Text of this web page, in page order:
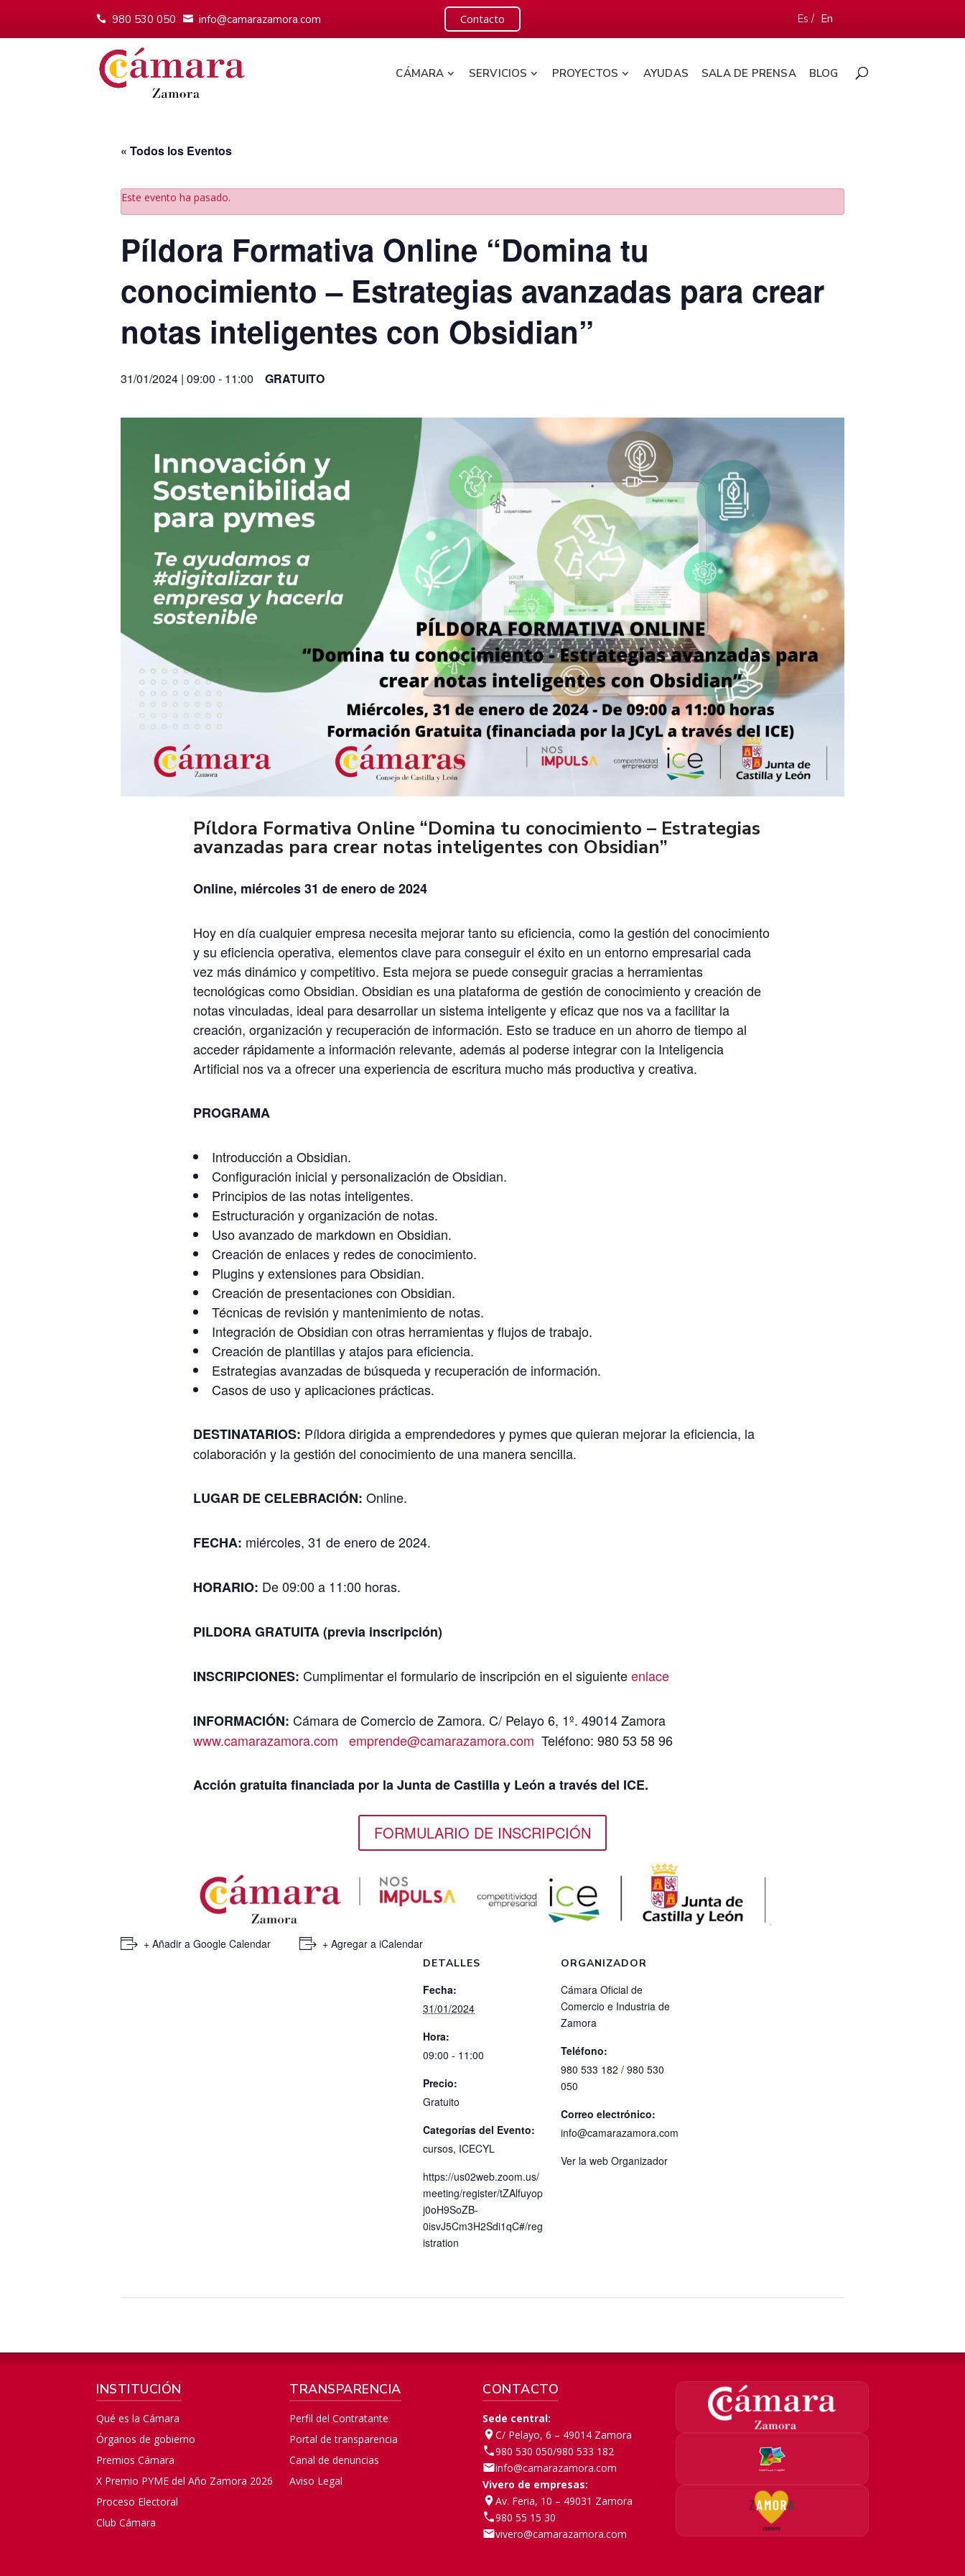
980 530 050 info@camarazamora.com Contacto Es / En
CÁMARA SERVICIOS PROYECTOS AYUDAS SALA DE PRENSA BLOG
« Todos los Eventos
Este evento ha pasado.
Píldora Formativa Online “Domina tu
conocimiento – Estrategias avanzadas para crear
notas inteligentes con Obsidian”
31/01/2024 | 09:00 - 11:00 GRATUITO
Píldora Formativa Online “Domina tu conocimiento – Estrategias
avanzadas para crear notas inteligentes con Obsidian”
Online, miércoles 31 de enero de 2024
Hoy en día cualquier empresa necesita mejorar tanto su eficiencia, como la gestión del conocimiento
y su eficiencia operativa, elementos clave para conseguir el éxito en un entorno empresarial cada
vez más dinámico y competitivo. Esta mejora se puede conseguir gracias a herramientas
tecnológicas como Obsidian. Obsidian es una plataforma de gestión de conocimiento y creación de
notas vinculadas, ideal para desarrollar un sistema inteligente y eficaz que nos va a facilitar la
creación, organización y recuperación de información. Esto se traduce en un ahorro de tiempo al
acceder rápidamente a información relevante, además al poderse integrar con la Inteligencia
Artificial nos va a ofrecer una experiencia de escritura mucho más productiva y creativa.
PROGRAMA
Introducción a Obsidian.
Configuración inicial y personalización de Obsidian.
Principios de las notas inteligentes.
Estructuración y organización de notas.
Uso avanzado de markdown en Obsidian.
Creación de enlaces y redes de conocimiento.
Plugins y extensiones para Obsidian.
Creación de presentaciones con Obsidian.
Técnicas de revisión y mantenimiento de notas.
Integración de Obsidian con otras herramientas y flujos de trabajo.
Creación de plantillas y atajos para eficiencia.
Estrategias avanzadas de búsqueda y recuperación de información.
Casos de uso y aplicaciones prácticas.
DESTINATARIOS: Píldora dirigida a emprendedores y pymes que quieran mejorar la eficiencia, la
colaboración y la gestión del conocimiento de una manera sencilla.
LUGAR DE CELEBRACIÓN: Online.
FECHA: miércoles, 31 de enero de 2024.
HORARIO: De 09:00 a 11:00 horas.
PILDORA GRATUITA (previa inscripción)
INSCRIPCIONES: Cumplimentar el formulario de inscripción en el siguienteenlace
INFORMACIÓN: Cámara de Comercio de Zamora. C/ Pelayo 6, 1º. 49014 Zamora
www.camarazamora.com
emprende@camarazamora.com Teléfono: 980 53 58 96
Acción gratuita financiada por la Junta de Castilla y León a través del ICE.
FORMULARIO DE INSCRIPCIÓN
+ Añadir a Google Calendar + Agregar a iCalendar
DETALLES
Fecha:
31/01/2024
Hora:
09:00 - 11:00
Precio:
Gratuito
Categorías del Evento:
cursos, ICECYL
https://us02web.zoom.us/
meeting/register/tZAlfuyop
j0oH9SoZB-
0isvJ5Cm3H2Sdi1qC#/reg
istration
ORGANIZADOR
Cámara Oficial de
Comercio e Industria de
Zamora
Teléfono:
980 533 182 / 980 530
050
Correo electrónico:
info@camarazamora.com
Ver la web Organizador
INSTITUCIÓN
Qué es la Cámara
Órganos de gobierno
Premios Cámara
X Premio PYME del Año Zamora 2026
Proceso Electoral
Club Cámara
TRANSPARENCIA
Perfil del Contratante
Portal de transparencia
Canal de denuncias
Aviso Legal
CONTACTO
Sede central:
C/ Pelayo, 6 – 49014 Zamora
980 530 050/980 533 182
info@camarazamora.com
Vivero de empresas:
Av. Feria, 10 – 49031 Zamora
980 55 15 30
vivero@camarazamora.com